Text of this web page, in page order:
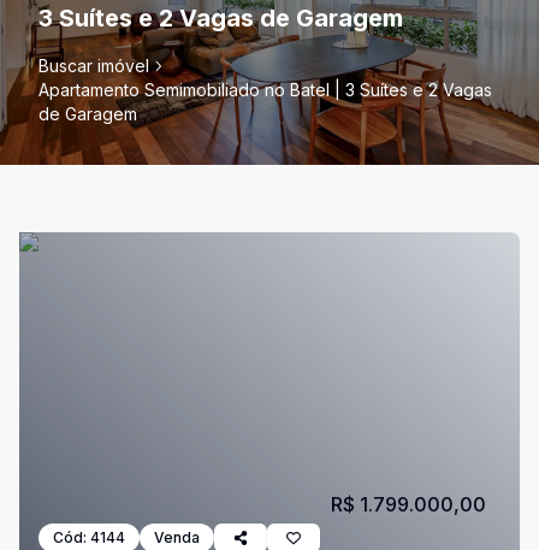
3 Suítes e 2 Vagas de Garagem
Buscar imóvel
Apartamento Semimobiliado no Batel | 3 Suítes e 2 Vagas
de Garagem
Cód: 4144 Venda
R$ 1.799.000,00